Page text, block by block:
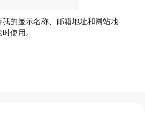
的显示名称、邮箱地址和网站地
使用。